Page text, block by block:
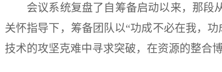
会议系统复盘了自筹备启动以来，那段
关怀指导下，筹备团队以“功成不必在我，
技术的攻坚克难中寻求突破，在资源的整合